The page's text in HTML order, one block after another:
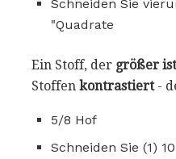
Schneiden Sie
"Quadrate
Ein Stoff, der größer
Stoffen kontrastiert-
5/8 Hof
Schneiden Sie (1)